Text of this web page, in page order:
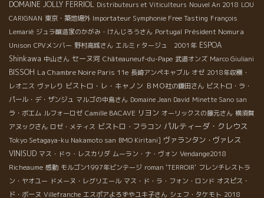
DOMAINE JOLLY FERRIOL Distributeurs et Viticulteurs Nouvel An 2018 LOU
CARIGNAN 東京・築地場外 Importateur Symphonie Free Tasting François
Lemarié ジュラ醸造家のかがみ・けんじろうさん Portugal Président Nomura
Unison CPVメンバー 野村高城さん エルミｒタージュ 2001年 ESPOA
Shinkawa 中山さん セーヌ河 Châteauneuf-du-Pape 武道オンズ Marco Giuliani
BISSOH La Chambre Noire Paris 11e 長崎アンペキャブル オゼ 2018年収穫・
レオニス ヴァレり ビストロ・レ・キャノン ＢＭＯ社の鎌田さん ビストロ・ラ・
パール・デ・ザンジュ マルゴの中島さん Domaine Jean David Minette Sano san
ラ・ボエム ルフォーロゼ Camille BACAVE リヨン オーリックスの藤元さん 横須賀
アヌックさん ロゼ・メティス ビストロ・フラコン パルティーダ・クレウス
Tokyo Setagaya-ku Nakamoto san BMO Kiritani] ヴァランタン・ヴァレス
VINISUD マス・ドゥ・レスカリダ ムーラン・ナ・ヴォン Vendange2018
Richeaume 感動 モルゴン1997年ビンテージ roman 'TERROIR' フレンチレストラ
ン・ヤオユー ドメーヌ・レグリエール マス・ド・ラ・フォン・ロンド オスピス・
ド・ボーヌ Villefranche エスポアよろずやユキ子さん シェフ・タケモト 2018